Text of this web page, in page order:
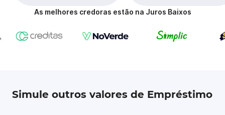
As melhores credoras estão na Juros Baixos
Simule outros valores de Empréstimo